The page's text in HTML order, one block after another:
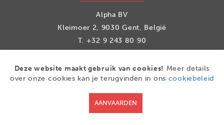
Alpha BV
Kleimoer 2, 9030 Gent, België
T. +32 9 243 80 90
FacebookLinkedInYoutube
Deze website maakt gebruik van cookies! Meer details
over onze cookies kan je terugvinden in ons cookiebeleid
AANVAARDEN